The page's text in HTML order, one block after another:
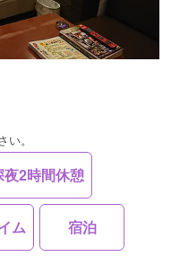
。
夜2時間休憩
ム 宿泊